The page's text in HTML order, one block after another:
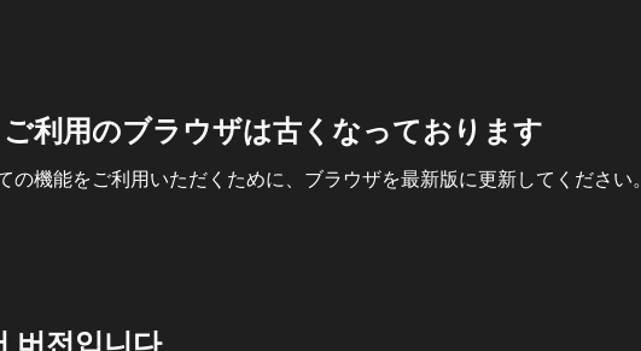
利用のブラウザは古くなっております
の機能をご利用いただくために、ブラウザを最新版に更新してください。
버전입니다